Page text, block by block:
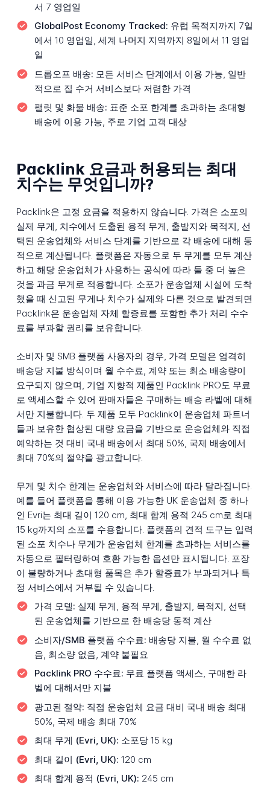
서 7 영업일
GlobalPost Economy Tracked: 유럽 목적지까지 7일
에서 10 영업일, 세계 나머지 지역까지 8일에서 11 영업
일
드롭오프 배송: 모든 서비스 단계에서 이용 가능, 일반
적으로 집 수거 서비스보다 저렴한 가격
팰릿 및 화물 배송: 표준 소포 한계를 초과하는 초대형
배송에 이용 가능, 주로 기업 고객 대상
Packlink 요금과 허용되는 최대
치수는 무엇입니까?
Packlink은 고정 요금을 적용하지 않습니다. 가격은 소포의
실제 무게, 치수에서 도출된 용적 무게, 출발지와 목적지, 선
택된 운송업체와 서비스 단계를 기반으로 각 배송에 대해 동
적으로 계산됩니다. 플랫폼은 자동으로 두 무게를 모두 계산
하고 해당 운송업체가 사용하는 공식에 따라 둘 중 더 높은
것을 과금 무게로 적용합니다. 소포가 운송업체 시설에 도착
했을 때 신고된 무게나 치수가 실제와 다른 것으로 발견되면
Packlink은 운송업체 자체 할증료를 포함한 추가 처리 수수
료를 부과할 권리를 보유합니다.
소비자 및 SMB 플랫폼 사용자의 경우, 가격 모델은 엄격히
배송당 지불 방식이며 월 수수료, 계약 또는 최소 배송량이
요구되지 않으며, 기업 지향적 제품인 Packlink PRO도 무료
로 액세스할 수 있어 판매자들은 구매하는 배송 라벨에 대해
서만 지불합니다. 두 제품 모두 Packlink이 운송업체 파트너
들과 보유한 협상된 대량 요금을 기반으로 운송업체와 직접
예약하는 것 대비 국내 배송에서 최대 50%, 국제 배송에서
최대 70%의 절약을 광고합니다.
무게 및 치수 한계는 운송업체와 서비스에 따라 달라집니다.
예를 들어 플랫폼을 통해 이용 가능한 UK 운송업체 중 하나
인 Evri는 최대 길이 120 cm, 최대 합계 용적 245 cm로 최대
15 kg까지의 소포를 수용합니다. 플랫폼의 견적 도구는 입력
된 소포 치수나 무게가 운송업체 한계를 초과하는 서비스를
자동으로 필터링하여 호환 가능한 옵션만 표시됩니다. 포장
이 불량하거나 초대형 품목은 추가 할증료가 부과되거나 특
정 서비스에서 거부될 수 있습니다.
가격 모델: 실제 무게, 용적 무게, 출발지, 목적지, 선택
된 운송업체를 기반으로 한 배송당 동적 계산
소비자/SMB 플랫폼 수수료: 배송당 지불, 월 수수료 없
음, 최소량 없음, 계약 불필요
Packlink PRO 수수료: 무료 플랫폼 액세스, 구매한 라
벨에 대해서만 지불
광고된 절약: 직접 운송업체 요금 대비 국내 배송 최대
50%, 국제 배송 최대 70%
최대 무게 (Evri, UK): 소포당 15 kg
최대 길이 (Evri, UK): 120 cm
최대 합계 용적 (Evri, UK): 245 cm